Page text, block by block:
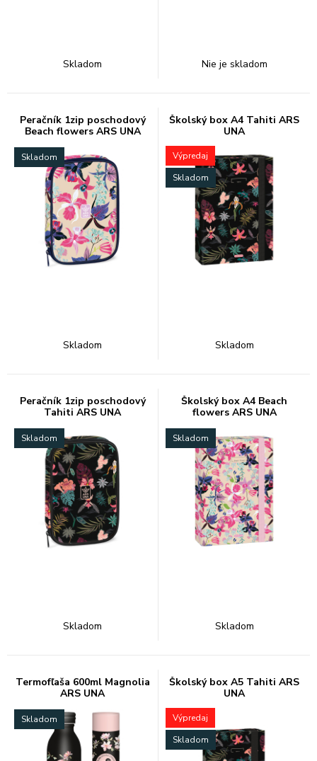
Skladom Nie je skladom
Peračník 1zip poschodový
Beach flowers ARS UNA
Skladom
Skladom
Školský box A4 Tahiti ARS
UNA
Výpredaj
Skladom
Skladom
Peračník 1zip poschodový
Tahiti ARS UNA
Skladom
Skladom
Školský box A4 Beach
flowers ARS UNA
Skladom
Skladom
Termofľaša 600ml Magnolia
ARS UNA
Skladom
Školský box A5 Tahiti ARS
UNA
Výpredaj
Skladom